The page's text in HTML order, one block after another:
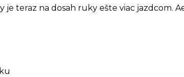
teraz na dosah ruky ešte viac jazdcom.